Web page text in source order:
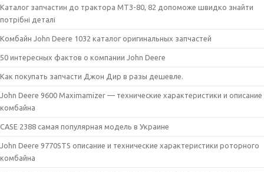
Каталог запчастин до трактора МТЗ-80, 82 допоможе швидко знайти
потрібні деталі
Комбайн John Deere 1032 каталог оригинальных запчастей
50 интересных фактов о компании John Deere
Как покупать запчасти Джон Дир в разы дешевле.
John Deere 9600 Maximamizer — технические характеристики и описание
комбайна
CASE 2388 самая популярная модель в Украине
John Deere 9770STS описание и технические характеристики роторного
комбайна